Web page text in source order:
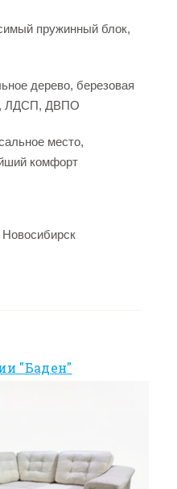
пружинный блок,
дерево, березовая
ЛДСП, ДВПО
место,
комфорт
Новосибирск
"Баден"